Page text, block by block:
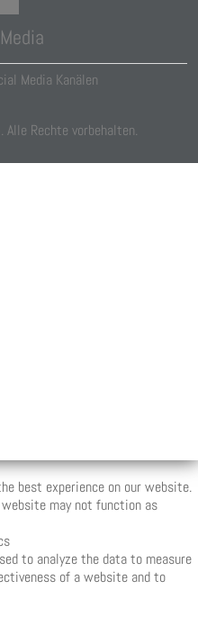
Media Kanälen
Alle Rechte vorbehalten.
best experience on our website.
may not function as
to analyze the data to measure
of a website and to